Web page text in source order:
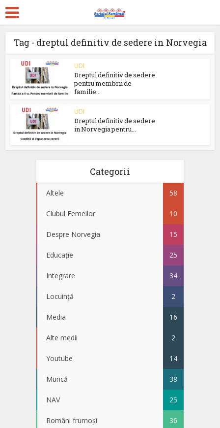
Tag - dreptul definitiv de sedere in Norvegia
UDI
Dreptul definitiv de sedere
pentru membrii de
familie...
UDI
Dreptul definitiv de sedere
in Norvegia pentru...
Categorii
Altele 58
Clubul Femeilor 10
Despre Norvegia 15
Educație 25
Integrare 34
Locuință 2
Media 16
Alte medii 2
Youtube 14
Muncă 38
NAV 25
Români frumoși 36